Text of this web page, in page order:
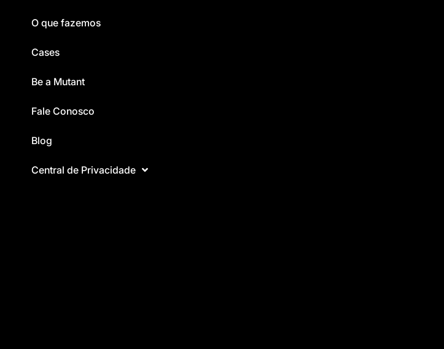
O que fazemos
Cases
Be a Mutant
Fale Conosco
Blog
Central de Privacidade